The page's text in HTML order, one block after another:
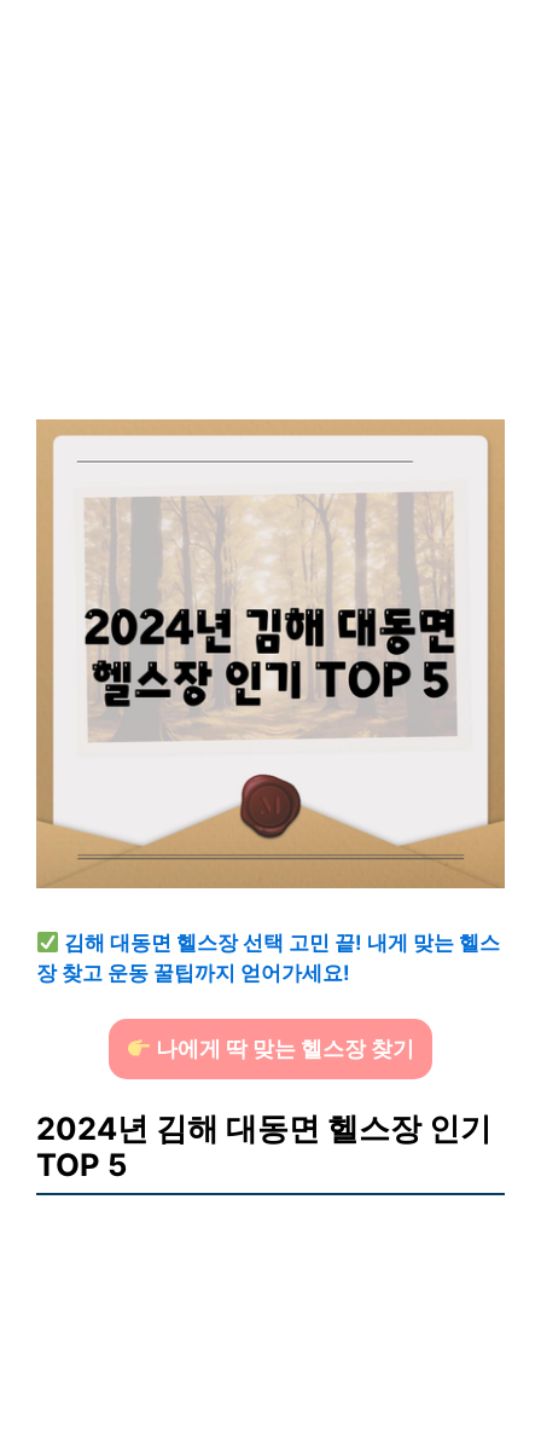
김해 대동면 헬스장 선택 고민 끝! 내게 맞는 헬스
장 찾고 운동 꿀팁까지 얻어가세요!
나에게 딱 맞는 헬스장 찾기
2024년 김해 대동면 헬스장 인기
TOP 5